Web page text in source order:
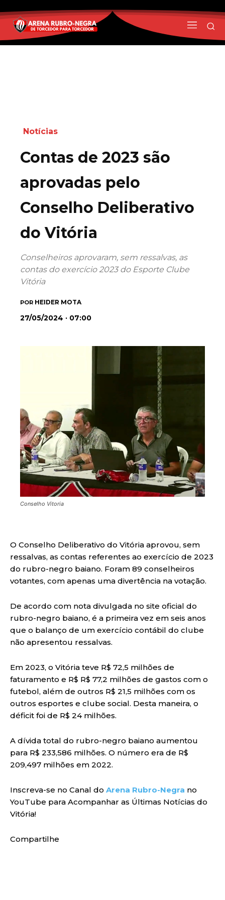
Notícias
Contas de 2023 são
aprovadas pelo
Conselho Deliberativo
do Vitória
Conselheiros aprovaram, sem ressalvas, as
contas do exercício 2023 do Esporte Clube
Vitória
POR HEIDER MOTA
27/05/2024 · 07:00
Conselho Vitoria
O Conselho Deliberativo do Vitória aprovou, sem
ressalvas, as contas referentes ao exercício de 2023
do rubro-negro baiano. Foram 89 conselheiros
votantes, com apenas uma divertência na votação.
De acordo com nota divulgada no site oficial do
rubro-negro baiano, é a primeira vez em seis anos
que o balanço de um exercício contábil do clube
não apresentou ressalvas.
Em 2023, o Vitória teve R$ 72,5 milhões de
faturamento e R$ R$ 77,2 milhões de gastos com o
futebol, além de outros R$ 21,5 milhões com os
outros esportes e clube social. Desta maneira, o
déficit foi de R$ 24 milhões.
A dívida total do rubro-negro baiano aumentou
para R$ 233,586 milhões. O número era de R$
209,497 milhões em 2022.
Inscreva-se no Canal do Arena Rubro-Negra no
YouTube para Acompanhar as Últimas Notícias do
Vitória!
Compartilhe